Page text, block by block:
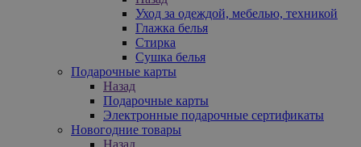
Уход за одеждой, мебелью, техникой
Глажка белья
Стирка
Сушка белья
Подарочные карты
Назад
Подарочные карты
Электронные подарочные сертификаты
Новогодние товары
Назад